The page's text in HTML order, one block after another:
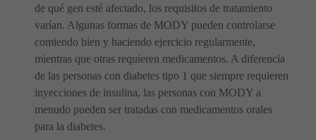
de qué gen esté afectado, los requisitos de tratamiento
varían. Algunas formas de MODY pueden controlarse
comiendo bien y haciendo ejercicio regularmente,
mientras que otras requieren medicamentos. A diferencia
de las personas con diabetes tipo 1 que siempre requieren
inyecciones de insulina, las personas con MODY a
menudo pueden ser tratadas con medicamentos orales
para la diabetes.